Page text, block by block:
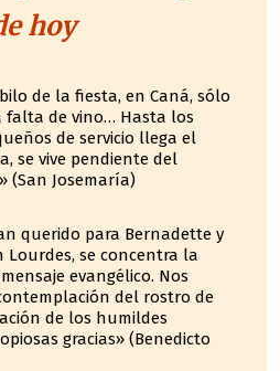
hoy
de la fiesta, en Caná, sólo
falta de vino… Hasta los
de servicio llega el
se vive pendiente del
(San Josemaría)
querido para Bernadette y
Lourdes, se concentra la
evangélico. Nos
del rostro de
de los humildes
gracias» (Benedicto